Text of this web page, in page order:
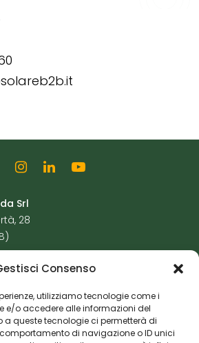
Consenso
utilizziamo tecnologie come i
e/o accedere alle informazioni del
a queste tecnologie ci permetterà di
di navigazione o ID unici
Srl
28